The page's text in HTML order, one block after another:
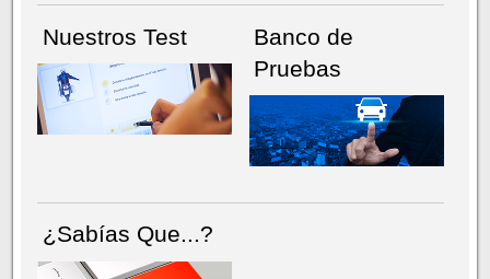
Nuestros Test
Banco de
Pruebas
¿Sabías Que...?